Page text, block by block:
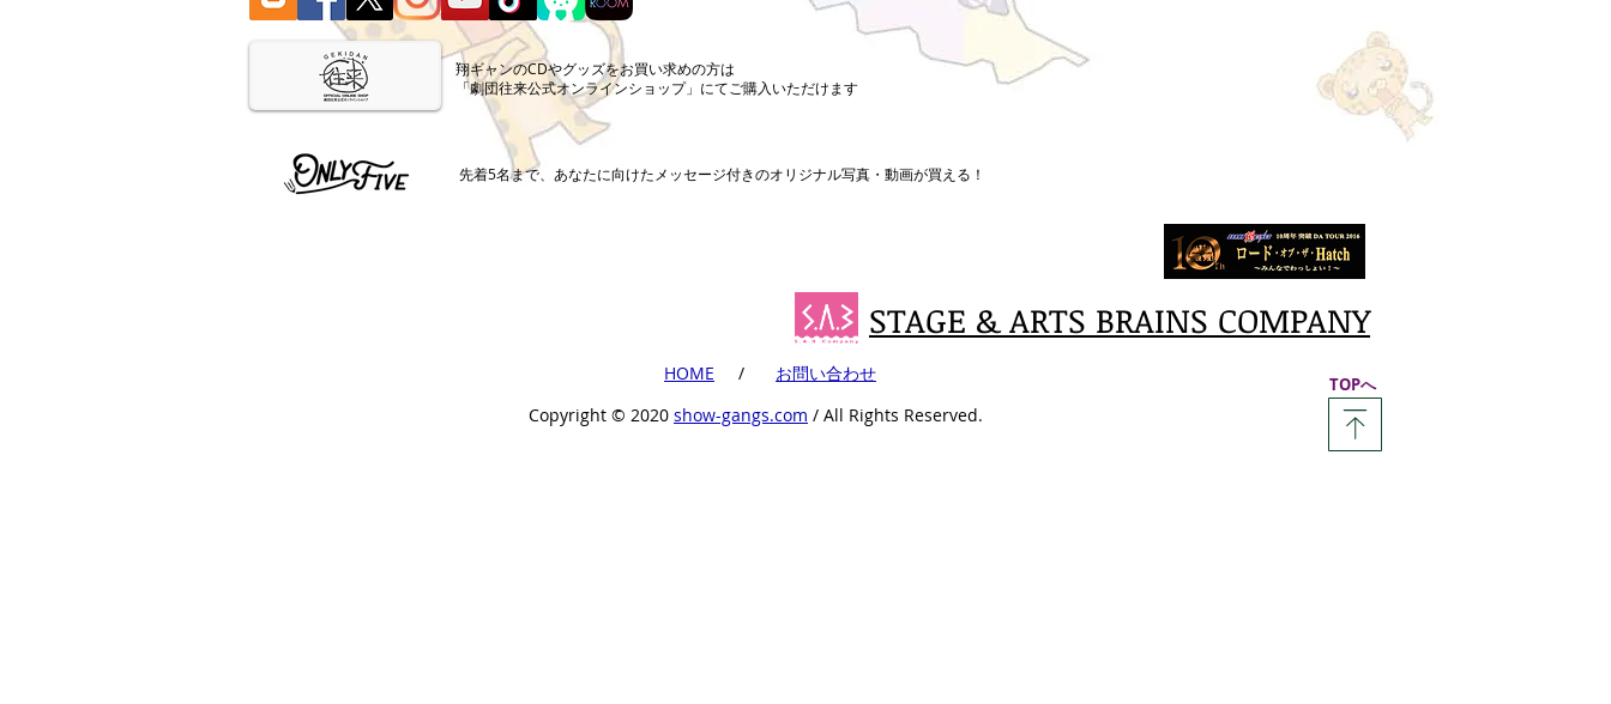
​翔ギャンのCDやグッズをお買い求めの方は
「劇団往来公式オンラインショップ」にてご購入いただけます
​先着5名まで、あなたに向けたメッセージ付きのオリジナル写真・動画が買える！
STAGE & ARTS BRAINS COMPANY
​HOME ​ /
​お問い合わせ
Copyright ©︎ 2020 show-gangs.com / All Rights Reserved.
​TOPへ